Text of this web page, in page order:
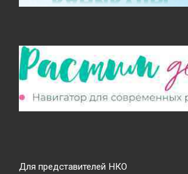
Для представителей НКО